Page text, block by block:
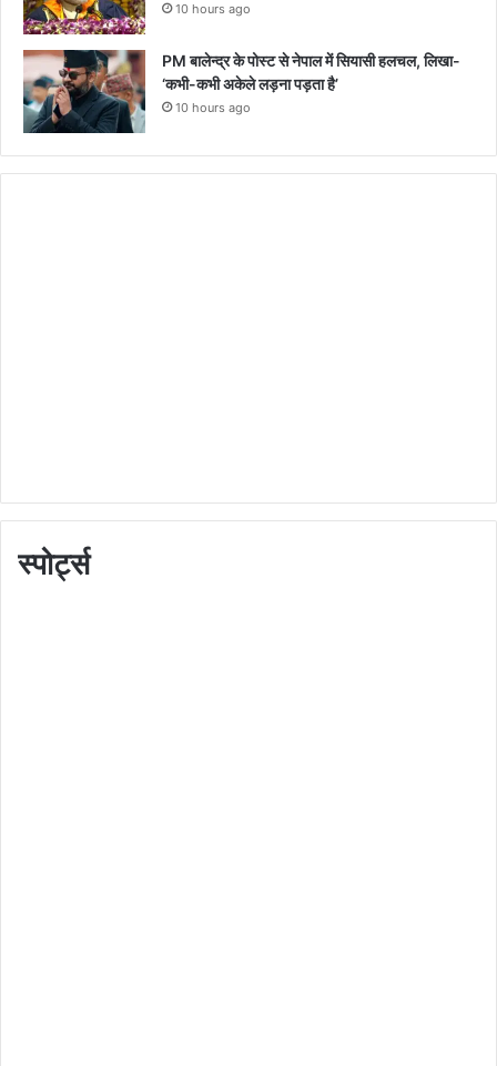
10 hours ago
PM बालेन्द्र के पोस्ट से नेपाल में सियासी हलचल, लिखा-
‘कभी-कभी अकेले लड़ना पड़ता है’
10 hours ago
स्पोर्ट्स